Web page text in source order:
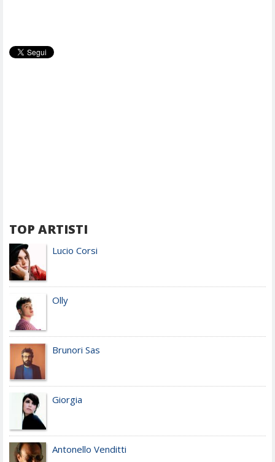
TOP ARTISTI
Lucio Corsi
Olly
Brunori Sas
Giorgia
Antonello Venditti